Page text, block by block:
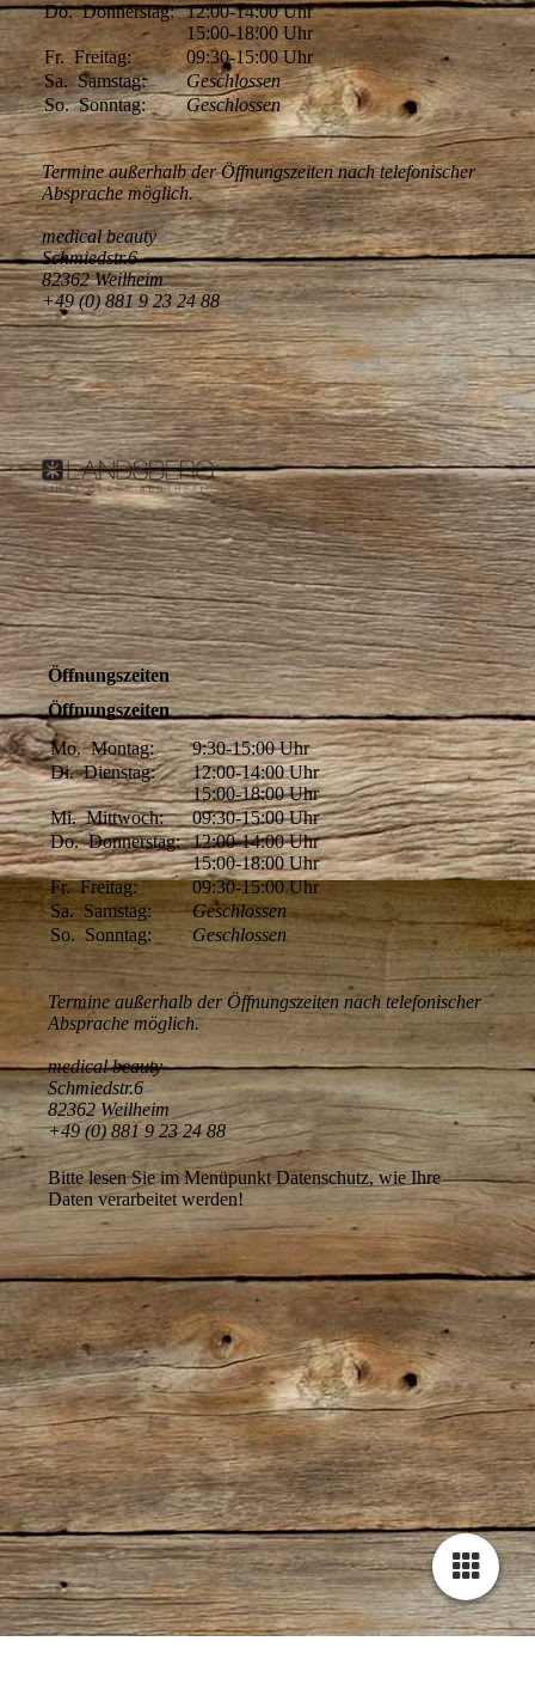
Do.Donnerstag:12:00-14:00Uhr
15:00-18:00Uhr
Fr.Freitag: 09:30-15:00Uhr
Sa.Samstag:
Geschlossen
So.Sonntag: Geschlossen
Termine außerhalb der Öffnungszeiten nach telefonischer
Absprache möglich.
medical beauty
Schmiedstr.6
82362 Weilheim
+49 (0) 881 9 23 24 88
Öffnungszeiten
Öffnungszeiten
Mo.Montag: 9:30-15:00Uhr
Di.Dienstag: 12:00-14:00Uhr
15:00-18:00Uhr
Mi.Mittwoch: 09:30-15:00Uhr
Do.Donnerstag:12:00-14:00Uhr
15:00-18:00Uhr
Fr.Freitag: 09:30-15:00Uhr
Sa. Samstag:
Geschlossen
So.Sonntag: Geschlossen
Termine außerhalb der Öffnungszeiten nach telefonischer
Absprache möglich.
medical beauty
Schmiedstr.6
82362 Weilheim
+49 (0) 881 9 23 24 88
Bitte lesen Sie im Menüpunkt Datenschutz, wie Ihre
Daten verarbeitet werden!